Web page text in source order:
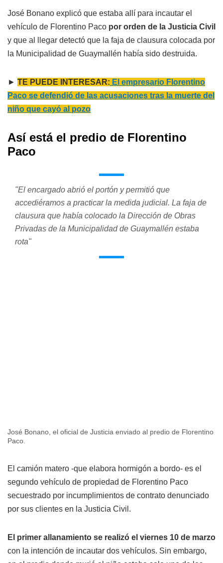
José Bonano explicó que estaba allí para incautar el
vehículo de Florentino Paco por orden de la Justicia Civil
y que al llegar detectó que la faja de clausura colocada por
la Municipalidad de Guaymallén había sido destruida.
► TE PUEDE INTERESAR: El empresario Florentino
Paco se defendió de las acusaciones tras la muerte del
niño que cayó al pozo
Así está el predio de Florentino
Paco
"El encargado abrió el portón y permitió que
accediéramos a practicar la medida judicial. La faja de
clausura que había colocado la Dirección de Obras
Privadas de la Municipalidad de Guaymallén estaba
rota"
José Bonano, el oficial de Justicia enviado al predio de Florentino
Paco.
El camión matero -que elabora hormigón a bordo- es el
segundo vehículo de propiedad de Florentino Paco
secuestrado por incumplimientos de contrato denunciado
por sus clientes en la Justicia Civil.
El primer allanamiento se realizó el viernes 10 de marzo
con la intención de incautar dos vehículos. Sin embargo,